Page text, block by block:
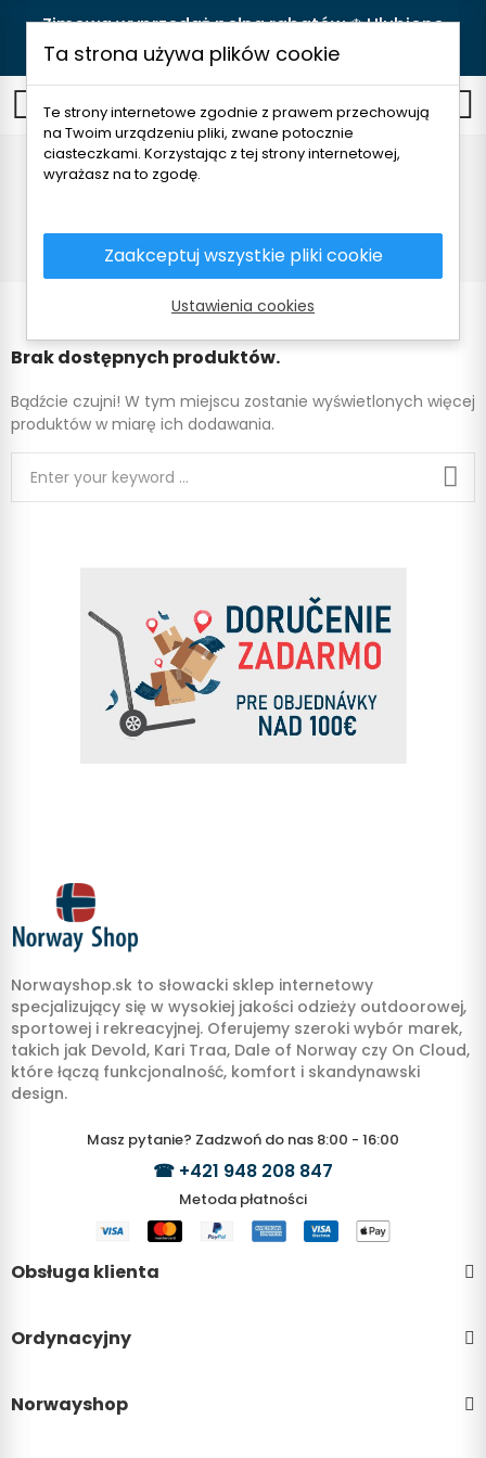
Zimowa wyprzedaż pełna rabatów ❄️ Ulubione
produkty teraz w lepszych cenach! 🛒
Kurtki hybrydowe
Kurtki hybrydowe
Brak dostępnych produktów.
Bądźcie czujni! W tym miejscu zostanie wyświetlonych więcej
produktów w miarę ich dodawania.
Norwayshop.sk to słowacki sklep internetowy
specjalizujący się w wysokiej jakości odzieży outdoorowej,
sportowej i rekreacyjnej. Oferujemy szeroki wybór marek,
takich jak Devold, Kari Traa, Dale of Norway czy On Cloud,
które łączą funkcjonalność, komfort i skandynawski
design.
Masz pytanie? Zadzwoń do nas 8:00 - 16:00
☎ +421 948 208 847
Metoda płatności
Obsługa klienta
Ordynacyjny
Norwayshop
Ta strona używa plików cookie
Te strony internetowe zgodnie z prawem przechowują
na Twoim urządzeniu pliki, zwane potocznie
ciasteczkami. Korzystając z tej strony internetowej,
wyrażasz na to zgodę.
Zaakceptuj wszystkie pliki cookie
Ustawienia cookies